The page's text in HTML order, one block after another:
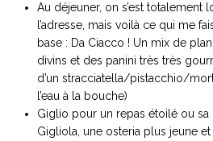
Au déjeuner, on s’est totalement
l’adresse, mais voilà ce qui me
base : Da Ciacco ! Un mix de
divins et des panini très très
d’un stracciatella/pistacchio/
l’eau à la bouche)
Giglio pour un repas étoilé ou
Gigliola, une osteria plus jeune